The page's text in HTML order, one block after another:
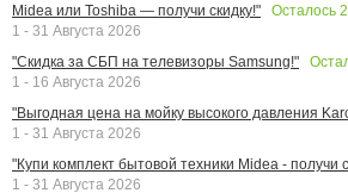
Midea или Toshiba — получи скидку!"
Осталось
1 - 31 Августа 2026
"Скидка за СБП на телевизоры Samsung!"
1 - 16 Августа 2026
"Выгодная цена на мойку высокого давления
1 - 31 Августа 2026
"Купи комплект бытовой техники Midea - получи
1 - 31 Августа 2026